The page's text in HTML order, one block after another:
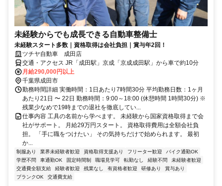
未経験からでも成長できる自動車整備士
未経験スタート多数｜資格取得は会社負担｜賞与年2回！
ツチヤ自動車 成田店
交通・アクセス JR「成田駅」京成「京成成田駅」から車で約10分
月給290,000円以上
千葉県成田市
勤務時間詳細 実働時間：1日あたり7時間30分 平均勤務日数：1ヶ月
あたり21日 〜 22日 勤務時間：9:00～18:00 (休憩時間 1時間30分) ※
残業少なめで19時までの退社を徹底してい...
仕事内容 工具の名前から学べます。 未経験から国家資格取得まで会
社がサポート。 月給29万円スタート。 資格取得費用は全額会社負
担。 「手に職をつけたい」 その気持ちだけで始められます。 最初
か...
制服あり 業界未経験者歓迎 資格取得支援あり フリーター歓迎
バイク通勤OK
学歴不問
車通勤OK 固定時間制 職場見学可 転勤なし 経験不問
未経験者歓迎
交通費全額支給
経験者歓迎 残業なし 有資格者歓迎 研修あり
賞与あり
ブランクOK
交通費支給